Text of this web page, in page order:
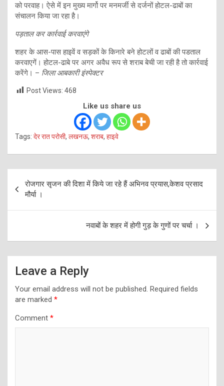
को परवाह। ऐसे में इन मुख्य मार्गो पर मनमर्जी से दर्जनों होटल-ढाबों का
संचालन किया जा रहा है।
पड़ताल कर कार्रवाई करवाएंगे
शहर के आस-पास हाइवें व सड़कों के किनारे बने होटलों व ढाबों की पडताल
करवाएगें। होटल-ढाबे पर अगर अवैध रूप से शराब बेची जा रही है तो कार्रवाई
करेंगे। – जिला आबकारी इंस्पेक्टर
Post Views: 468
Like us share us
Tags: देर रात परोसी, लखनऊ, शराब, हाइवे
Post
navigation
रोजगार सृजन की दिशा में किये जा रहे हैं अभिनव प्रयास,केशव प्रसाद
मौर्या ।
नवाबों के शहर में होगी गुड़ के गुणों पर चर्चा ।
Leave a Reply
Your email address will not be published. Required fields
are marked *
Comment *